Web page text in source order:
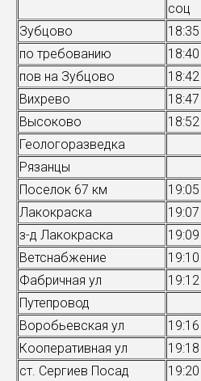
соц
Зубцово
18:35
по требованию
18:40
пов на Зубцово
18:42
Вихрево
18:47
Высоково
18:52
Геологоразведка
Рязанцы
Поселок 67 км
19:05
Лакокраска
19:07
з-д Лакокраска
19:09
Ветснабжение
19:10
Фабричная ул
19:12
Путепровод
Воробьевская ул
19:16
Кооперативная ул
19:18
ст. Сергиев Посад
19:20